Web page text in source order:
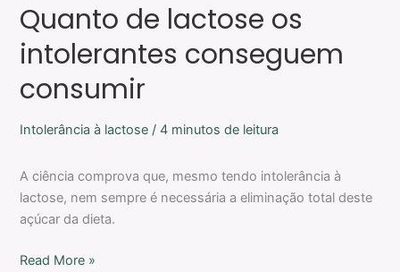
Quanto de lactose os
intolerantes conseguem
consumir
Intolerância à lactose /4 minutos de leitura
A ciência comprova que, mesmo tendo intolerância à
lactose, nem sempre é necessária a eliminação total deste
açúcar da dieta.
Read More »